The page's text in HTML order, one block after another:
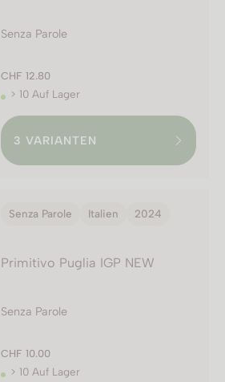
Senza Parole
CHF 12.80
> 10 Auf Lager
3 VARIANTEN
Senza Parole Italien 2024
Primitivo Puglia IGP NEW
Senza Parole
CHF 10.00
> 10 Auf Lager